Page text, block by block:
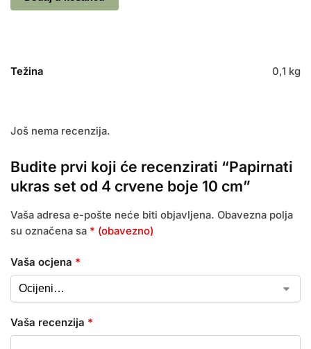
Težina 0,1 kg
Još nema recenzija.
Budite prvi koji će recenzirati “Papirnati
ukras set od 4 crvene boje 10 cm”
Vaša adresa e-pošte neće biti objavljena. Obavezna polja
su označena sa * (obavezno)
Vaša ocjena *
Vaša recenzija *